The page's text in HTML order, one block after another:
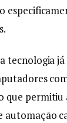
tecnologia
que permitiu
automação